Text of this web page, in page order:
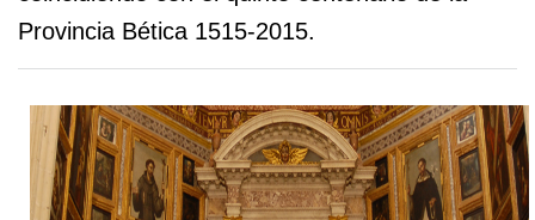
Provincia Bética 1515-2015.